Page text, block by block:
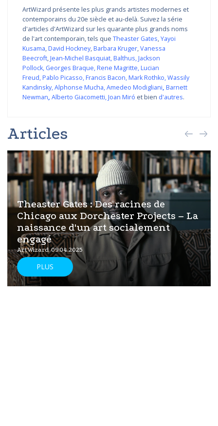
ArtWizard présente les plus grands artistes modernes et
contemporains du 20e siècle et au-delà. Suivez la série
d'articles d'ArtWizard sur les quarante plus grands noms
de l'art contemporain, tels que Theaster Gates,Yayoi
Kusama,David Hockney,Barbara Kruger,Vanessa
Beecroft,Jean-Michel Basquiat,Balthus,Jackson
Pollock, Georges Braque,Rene Magritte,Lucian
Freud,Pablo Picasso,Francis Bacon,Mark Rothko,Wassily
Kandinsky,Alphonse Mucha,Amedeo Modigliani, Barnett
Newman, Alberto Giacometti,Joan Miró et bien d'autres.
Articles
Theaster Gates : Des racines de
Chicago aux Dorchester Projects – La
naissance d'un art socialement
engagé
ArtWizard 09.04.2025
PLUS